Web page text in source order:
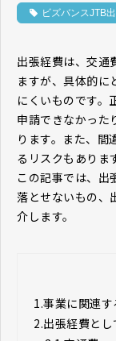
ビズバンスJTB
出張経費は、交通
ますが、具体的に
にくいものです。
申請できなかった
ります。また、
るリスクもありま
この記事では、出
落とせないもの、
介します。
1.事業に関連
2.出張経費と